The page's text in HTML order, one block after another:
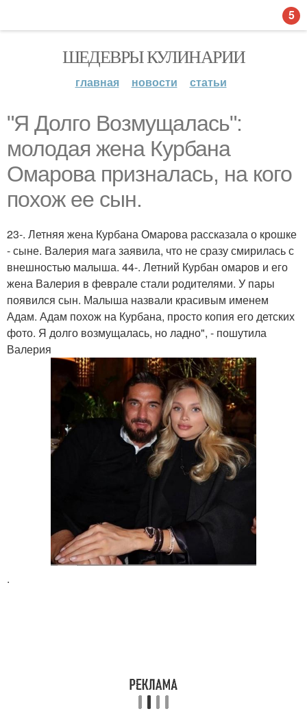
ШЕДЕВРЫ КУЛИНАРИИ
главная новости статьи
"Я Долго Возмущалась":
молодая жена Курбана
Омарова призналась, на кого
похож ее сын.
23-. Летняя жена Курбана Омарова рассказала о крошке
- сыне. Валерия мага заявила, что не сразу смирилась с
внешностью малыша. 44-. Летний Курбан омаров и его
жена Валерия в феврале стали родителями. У пары
появился сын. Малыша назвали красивым именем
Адам. Адам похож на Курбана, просто копия его детских
фото. Я долго возмущалась, но ладно", - пошутила
Валерия
.
5